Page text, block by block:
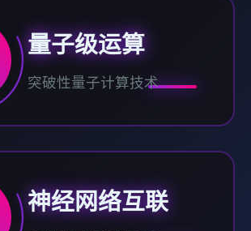
量子级运算
突破性量子计算技术
神经网络互联